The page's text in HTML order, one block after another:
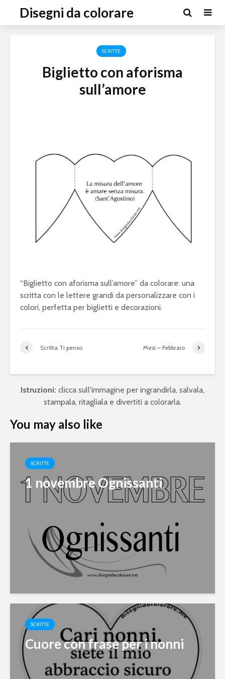
Disegni da colorare
SCRITTE
Biglietto con aforisma
sull’amore
“Biglietto con aforisma sull’amore” da colorare: una
scritta con le lettere grandi da personalizzare con i
colori, perfetta per biglietti e decorazioni.
Scritta Ti penso Mesi – Febbraio
Istruzioni: clicca sull'immagine per ingrandirla, salvala,
stampala, ritagliala e divertiti a colorarla.
You may also like
SCRITTE
1 novembre Ognissanti
SCRITTE
Cuore con frase per i nonni